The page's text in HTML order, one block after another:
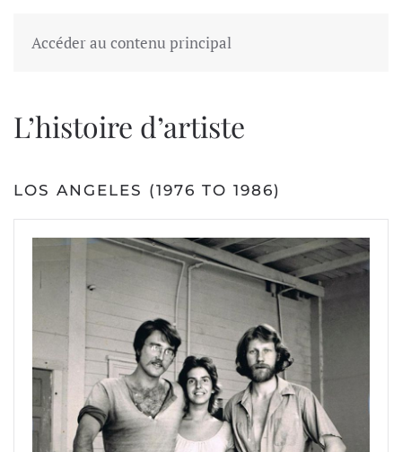
Accéder au contenu principal
L’histoire d’artiste
LOS ANGELES (1976 TO 1986)